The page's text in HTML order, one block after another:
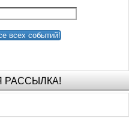
всех событий!
РАССЫЛКА!